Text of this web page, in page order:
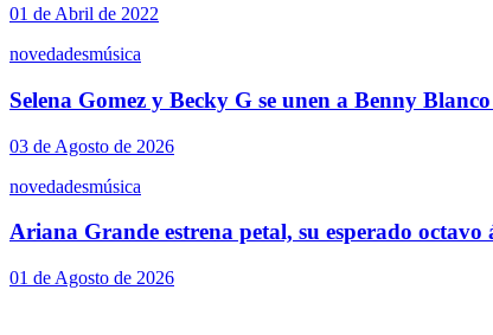
01 de Abril de 2022
novedadesmúsica
Selena Gomez y Becky G se unen a Benny
03 de Agosto de 2026
novedadesmúsica
Ariana Grande estrena petal, su esperado octavo
01 de Agosto de 2026